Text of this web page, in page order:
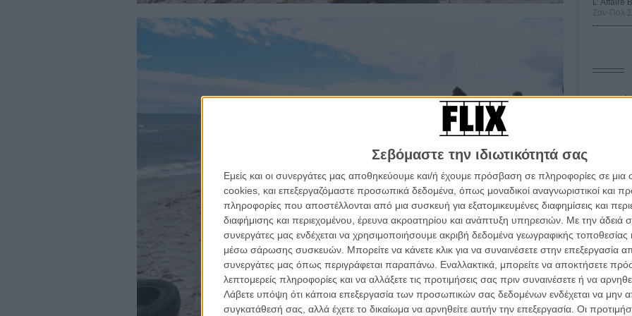
Σεβόμαστε την ιδιωτικότητά σας
Εμείς και οι συνεργάτες μας αποθηκεύουμε και/ή έχουμε πρόσβαση σε πληροφορίες σε
cookies, και επεξεργαζόμαστε προσωπικά δεδομένα, όπως μοναδικοί αναγνωριστικοί και
πληροφορίες που αποστέλλονται από μια συσκευή για εξατομικευμένες διαφημίσεις και
διαφήμισης και περιεχομένου, έρευνα ακροατηρίου και ανάπτυξη υπηρεσιών. Με την άδειά
συνεργάτες μας ενδέχεται να χρησιμοποιήσουμε ακριβή δεδομένα γεωγραφικής τοποθεσίας
μέσω σάρωσης συσκευών. Μπορείτε να κάνετε κλικ για να συναινέσετε στην επεξεργασία
συνεργάτες μας όπως περιγράφεται παραπάνω. Εναλλακτικά, μπορείτε να αποκτήσετε
λεπτομερείς πληροφορίες και να αλλάξετε τις προτιμήσεις σας πριν συναινέσετε ή να
Λάβετε υπόψη ότι κάποια επεξεργασία των προσωπικών σας δεδομένων ενδέχεται να μην
συγκατάθεσή σας, αλλά έχετε το δικαίωμα να αρνηθείτε αυτήν την επεξεργασία. Οι
L’ Affaire
Ζαν-Πολ
Ο
10
τον
για να τα βλέπεις όλα σινεμά...
Η κινηματογραφική εβδομάδα
με τον τρόπο του flix
το newsletterτου flix, στο inbox σου